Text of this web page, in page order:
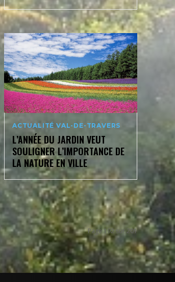
ACTUALITÉ VAL-DE-TRAVERS
L’ANNÉE DU JARDIN VEUT
SOULIGNER L’IMPORTANCE DE
LA NATURE EN VILLE
Page 192 sur 201